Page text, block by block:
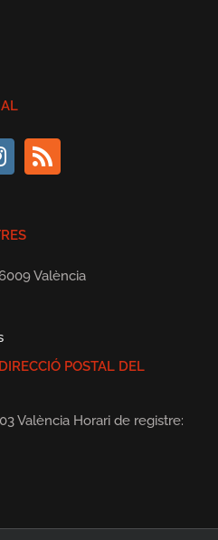
València
POSTAL DEL
València Horari de registre: